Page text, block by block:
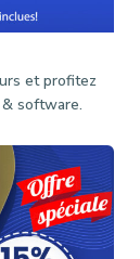
et profitez
software.